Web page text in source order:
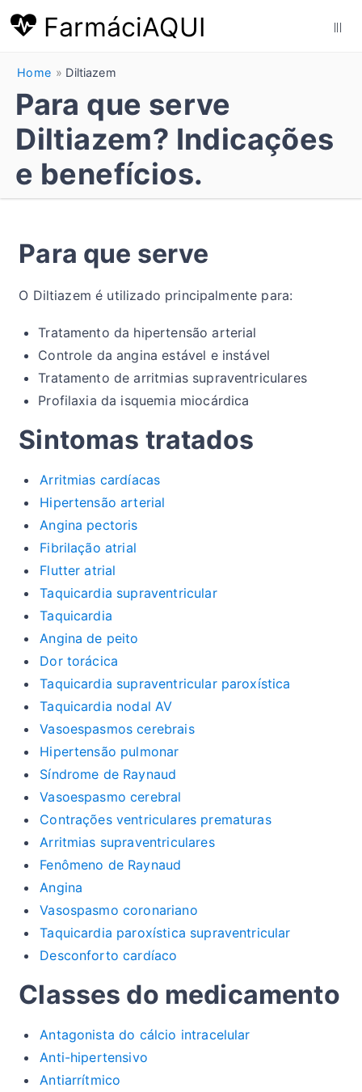
FarmáciAQUI
Home Diltiazem
Para que serve
Diltiazem? Indicações
e benefícios.
Para que serve
O Diltiazem é utilizado principalmente para:
Tratamento da hipertensão arterial
Controle da angina estável e instável
Tratamento de arritmias supraventriculares
Profilaxia da isquemia miocárdica
Sintomas tratados
Arritmias cardíacas
Hipertensão arterial
Angina pectoris
Fibrilação atrial
Flutter atrial
Taquicardia supraventricular
Taquicardia
Angina de peito
Dor torácica
Taquicardia supraventricular paroxística
Taquicardia nodal AV
Vasoespasmos cerebrais
Hipertensão pulmonar
Síndrome de Raynaud
Vasoespasmo cerebral
Contrações ventriculares prematuras
Arritmias supraventriculares
Fenômeno de Raynaud
Angina
Vasospasmo coronariano
Taquicardia paroxística supraventricular
Desconforto cardíaco
Classes do medicamento
Antagonista do cálcio intracelular
Anti-hipertensivo
Antiarrítmico